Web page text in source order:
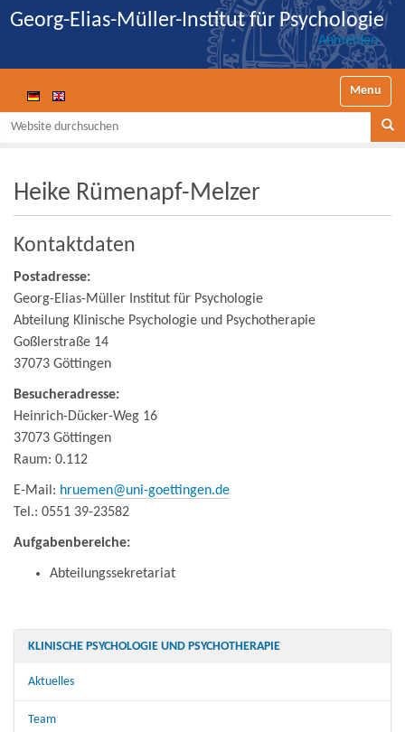
Georg-Elias-Müller-Institut für Psychologie
Anmelden
Website durchsuchen
Heike Rümenapf-Melzer
Kontaktdaten
Postadresse:
Georg-Elias-Müller Institut für Psychologie
Abteilung Klinische Psychologie und Psychotherapie
Goßlerstraße 14
37073 Göttingen
Besucheradresse:
Heinrich-Dücker-Weg 16
37073 Göttingen
Raum: 0.112
E-Mail: hruemen@uni-goettingen.de
Tel.: 0551 39-23582
Aufgabenbereiche:
Abteilungssekretariat
KLINISCHE PSYCHOLOGIE UND PSYCHOTHERAPIE
Aktuelles
Team